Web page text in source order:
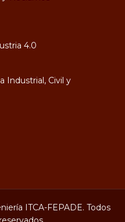
4.0
Industrial, Civil y
ITCA-FEPADE. Todos